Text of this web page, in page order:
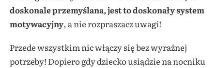
doskonale przemyślana, jest to doskonały system
motywacyjny, a nie rozpraszacz uwagi!
Przede wszystkim nic włączy się bez wyraźnej
potrzeby! Dopiero gdy dziecko usiądzie na nocniku